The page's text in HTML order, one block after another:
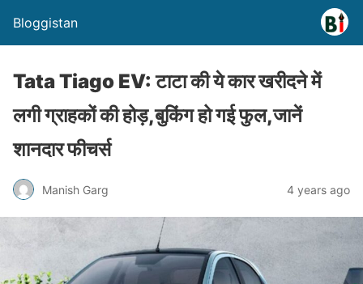
Bloggistan
Tata Tiago EV: टाटा की ये कार खरीदने में
लगी ग्राहकों की होड़,बुकिंग हो गई फुल,जानें
शानदार फीचर्स
Manish Garg 4 years ago